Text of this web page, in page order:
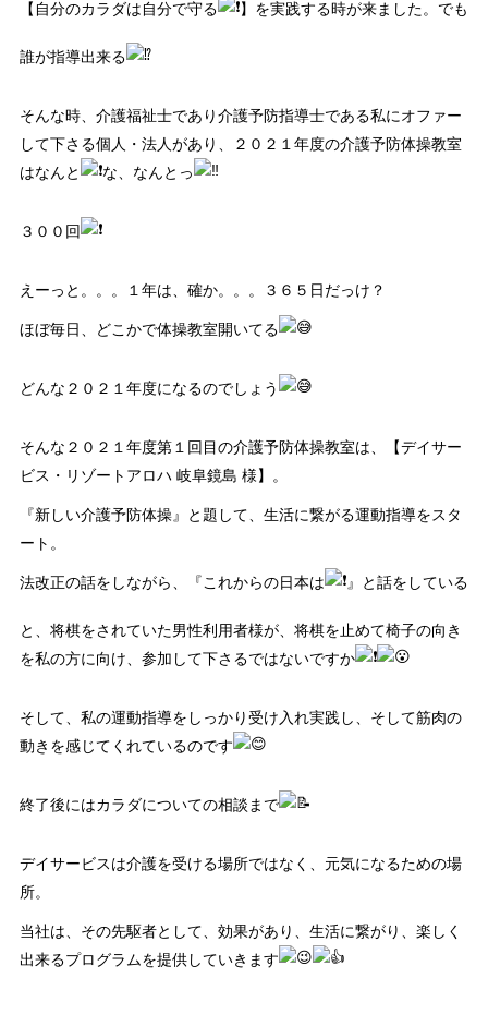
【自分のカラダは自分で守る 】を実践する時が来ました。でも
誰が指導出来る
そんな時、介護福祉士であり介護予防指導士である私にオファー
して下さる個人・法人があり、２０２１年度の介護予防体操教室
はなんと
な、なんとっ
３００回
えーっと。。。１年は、確か。。。３６５日だっけ？
ほぼ毎日、どこかで体操教室開いてる
どんな２０２１年度になるのでしょう
そんな２０２１年度第１回目の介護予防体操教室は、【デイサー
ビス・リゾートアロハ 岐阜鏡島 様】。
『新しい介護予防体操』と題して、生活に繋がる運動指導をスタ
ート。
法改正の話をしながら、『これからの日本は 』と話をしている
と、将棋をされていた男性利用者様が、将棋を止めて椅子の向き
を私の方に向け、参加して下さるではないですか
そして、私の運動指導をしっかり受け入れ実践し、そして筋肉の
動きを感じてくれているのです
終了後にはカラダについての相談まで
デイサービスは介護を受ける場所ではなく、元気になるための場
所。
当社は、その先駆者として、効果があり、生活に繋がり、楽しく
出来るプログラムを提供していきます